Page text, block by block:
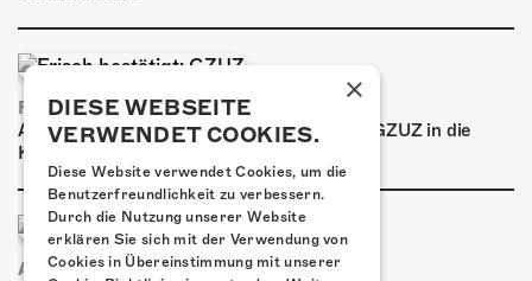
FRISCH BESTÄTIGT: GZUZ
Am Donnerstag, 29. Oktober 2026 kommt GZUZ in die
Kulturfabrik Kofmehl!
AIRBOURNE - SPECIAL SUMMER SHOW
×
DIESE WEBSEITE
VERWENDET COOKIES.
Diese Website verwendet Cookies, um die
Benutzerfreundlichkeit zu verbessern.
Durch die Nutzung unserer Website
erklären Sie sich mit der Verwendung von
Cookies in Übereinstimmung mit unserer